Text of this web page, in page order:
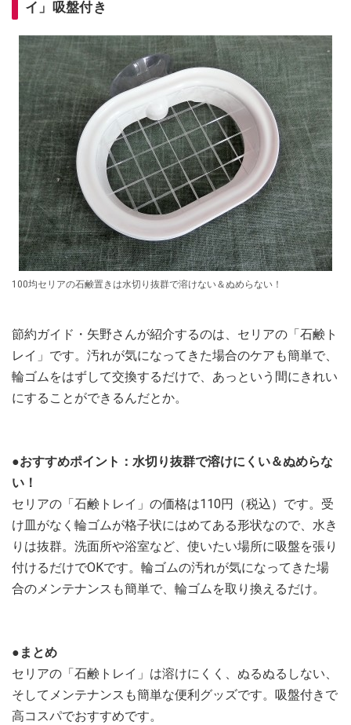
イ」吸盤付き
100均セリアの石鹸置きは水切り抜群で溶けない＆ぬめらない！
節約ガイド・矢野さんが紹介するのは、セリアの「石鹸ト
レイ」です。汚れが気になってきた場合のケアも簡単で、
輪ゴムをはずして交換するだけで、あっという間にきれい
にすることができるんだとか。
●おすすめポイント：水切り抜群で溶けにくい＆ぬめらな
い！
セリアの「石鹸トレイ」の価格は110円（税込）です。受
け皿がなく輪ゴムが格子状にはめてある形状なので、水き
りは抜群。洗面所や浴室など、使いたい場所に吸盤を張り
付けるだけでOKです。輪ゴムの汚れが気になってきた場
合のメンテナンスも簡単で、輪ゴムを取り換えるだけ。
●まとめ
セリアの「石鹸トレイ」は溶けにくく、ぬるぬるしない、
そしてメンテナンスも簡単な便利グッズです。吸盤付きで
高コスパでおすすめです。